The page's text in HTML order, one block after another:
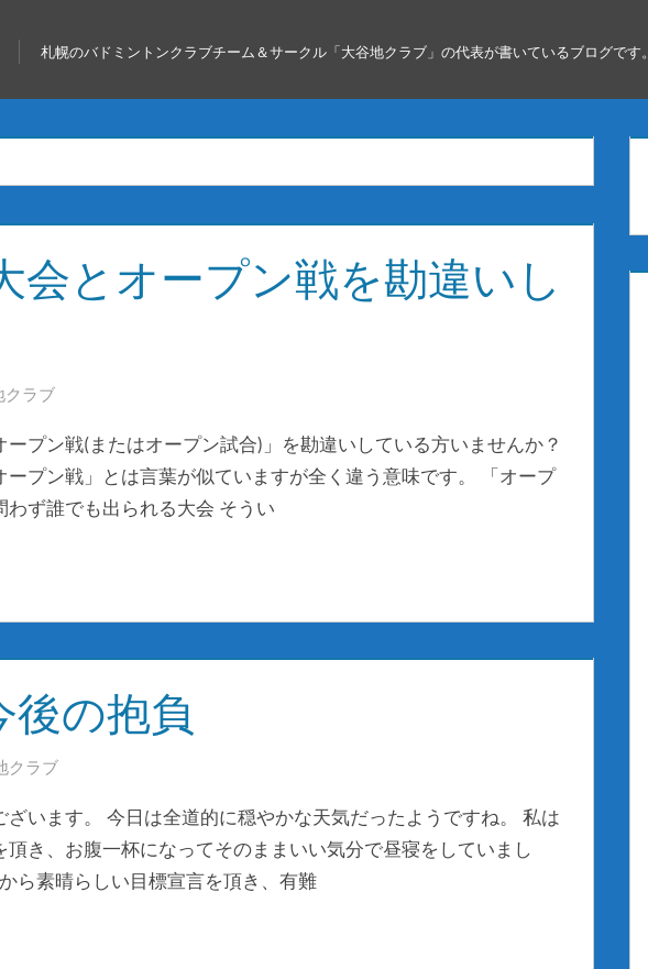
札幌のバドミントンクラブチーム＆サークル「大谷地クラブ」の代表が書いているブログです。
会とオープン戦を勘違いし
クラブ
ープン戦(またはオープン試合)」を勘違いしている方いませんか？
ープン戦」とは言葉が似ていますが全く違う意味です。 「オープ
わず誰でも出られる大会 そうい
後の抱負
クラブ
ざいます。 今日は全道的に穏やかな天気だったようですね。 私は
き、お腹一杯になってそのままいい気分で昼寝をしていまし
ら素晴らしい目標宣言を頂き、有難